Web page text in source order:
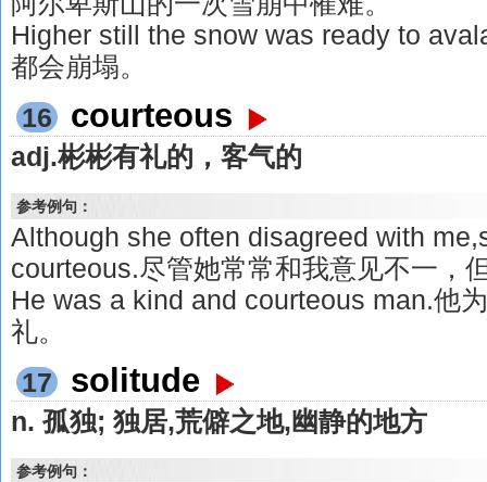
Higher still the snow was ready to
都会崩塌。
16
courteous
adj.彬彬有礼的，客气的
参考例句：
Although she often disagreed with
courteous.尽管她常常和我意见不一，
He was a kind and courteous man.他
礼。
17
solitude
n. 孤独; 独居,荒僻之地,幽静的地方
参考例句：